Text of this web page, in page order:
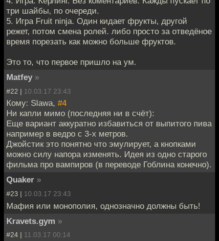
три шайбы, по очереди.
5. Игра Fruit ninja. Один кидает фрукты, другой
режет, потом смена ролей. либо просто за отведёное
время порезать как можно больше фруктов.
Это то, что первое пришло на ум.
Matfey »
#22 | 10.03.17 23:43
Кому: Slawa, #4
Ни капли мимо (последняя ни в счёт):
Еще вариант аккуратно избавиться от выпитого пива
например в ведро с 3-х метров.
Джойстик это понятно что эмулирует, а кнопками
можно силу напора изменять. Идея из одно старого
фильма про вампиров (в переводе Гоблина конечно).
Quaker »
#23 | 10.03.17 23:43
Мафия или монополия, однозначно должны быть!
Kravets.gym »
#24 | 11.03.17 00:14